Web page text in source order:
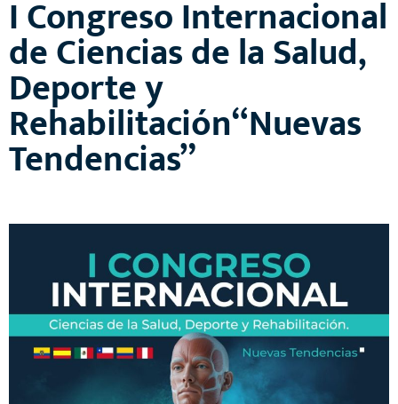
I Congreso Internacional
de Ciencias de la Salud,
Deporte y
Rehabilitación“Nuevas
Tendencias”